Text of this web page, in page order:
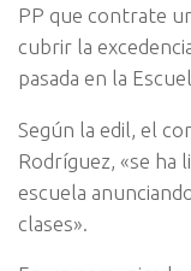
PP que contrate
cubrir la
pasada en la
Según la edil, el
Rodríguez, «se ha
escuela
clases».